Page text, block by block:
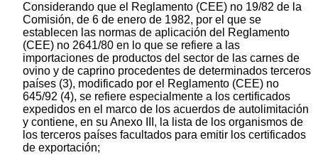
Considerando que el Reglamento (CEE) no 19/82 de la
Comisión, de 6 de enero de 1982, por el que se
establecen las normas de aplicación del Reglamento
(CEE) no 2641/80 en lo que se refiere a las
importaciones de productos del sector de las carnes de
ovino y de caprino procedentes de determinados terceros
países (3), modificado por el Reglamento (CEE) no
645/92 (4), se refiere especialmente a los certificados
expedidos en el marco de los acuerdos de autolimitación
y contiene, en su Anexo III, la lista de los organismos de
los terceros países facultados para emitir los certificados
de exportación;